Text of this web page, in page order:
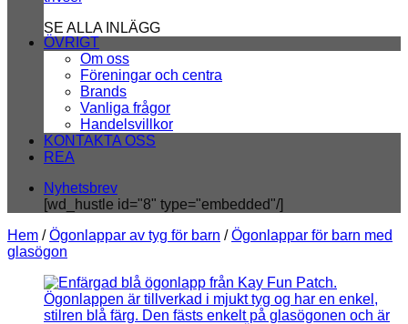
SE ALLA INLÄGG
ÖVRIGT
Om oss
Föreningar och centra
Brands
Vanliga frågor
Handelsvillkor
KONTAKTA OSS
REA
Nyhetsbrev
[wd_hustle id="8" type="embedded"/]
Hem / Ögonlappar av tyg för barn / Ögonlappar för barn med
glasögon